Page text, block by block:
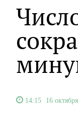
14:15 16